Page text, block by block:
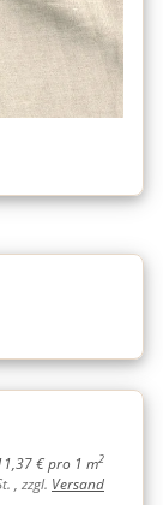
€ pro 1 m2
, zzgl. Versand